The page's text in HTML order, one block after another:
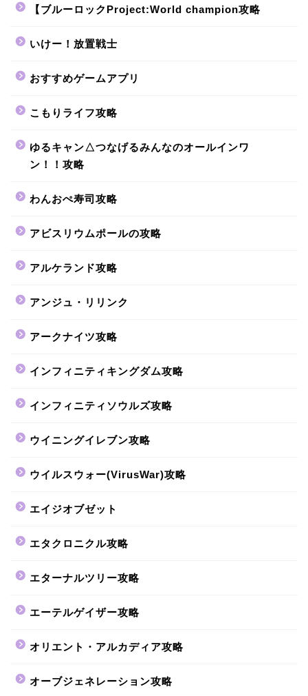
【ブルーロックProject:World champion攻略
いけー！放置戦士
おすすめゲームアプリ
こもりライフ攻略
ゆるキャン△つなげるみんなのオールインワ
ン！！攻略
わんおぺ寿司攻略
アビスリウムポールの攻略
アルケランド攻略
アンジュ・リリンク
アークナイツ攻略
インフィニティキングダム攻略
インフィニティソウルズ攻略
ウイニングイレブン攻略
ウイルスウォー(VirusWar)攻略
エイジオブゼット
エタクロニクル攻略
エターナルツリー攻略
エーテルゲイザー攻略
オリエント・アルカディア攻略
オーブジェネレーション攻略